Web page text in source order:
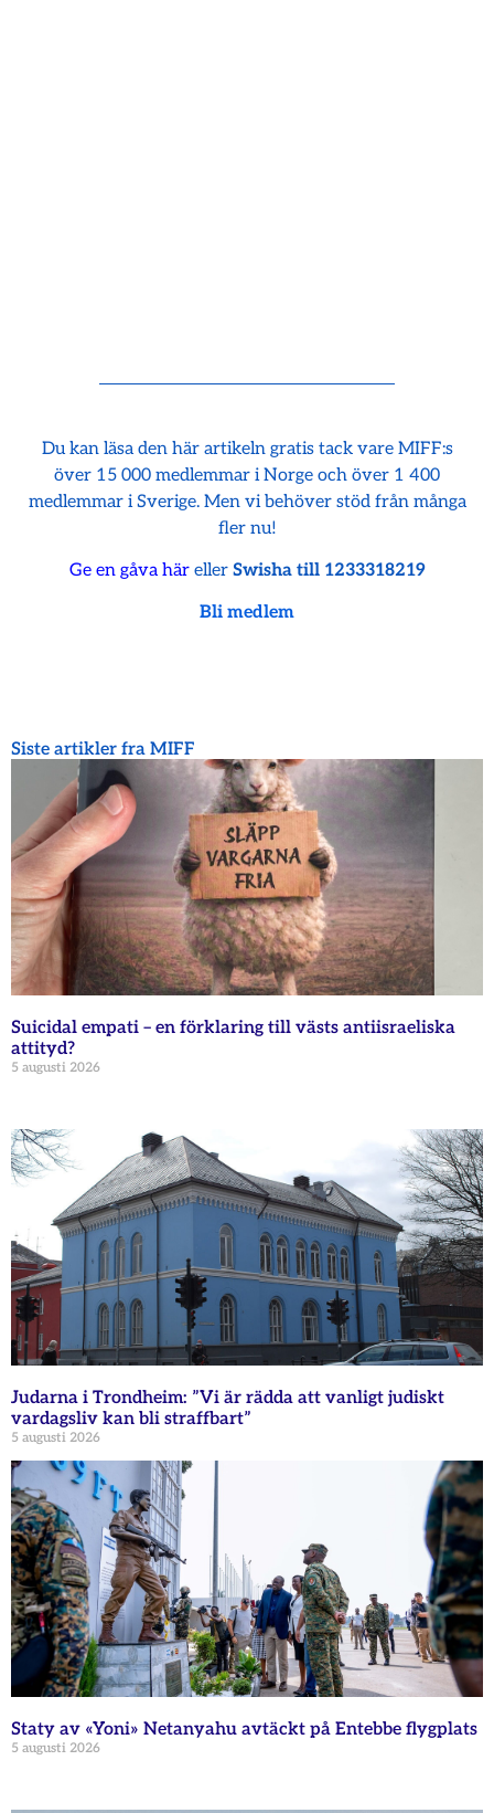
Du kan läsa den här artikeln gratis tack vare MIFF:s
över 15 000 medlemmar i Norge och över 1 400
medlemmar i Sverige. Men vi behöver stöd från många
fler nu!
Ge en gåva häreller Swisha till 1233318219
Bli medlem
Siste artikler fra MIFF
Suicidal empati – en förklaring till västs antiisraeliska
attityd?
5 augusti 2026
Judarna i Trondheim: ”Vi är rädda att vanligt judiskt
vardagsliv kan bli straffbart”
5 augusti 2026
Staty av «Yoni» Netanyahu avtäckt på Entebbe flygplats
5 augusti 2026